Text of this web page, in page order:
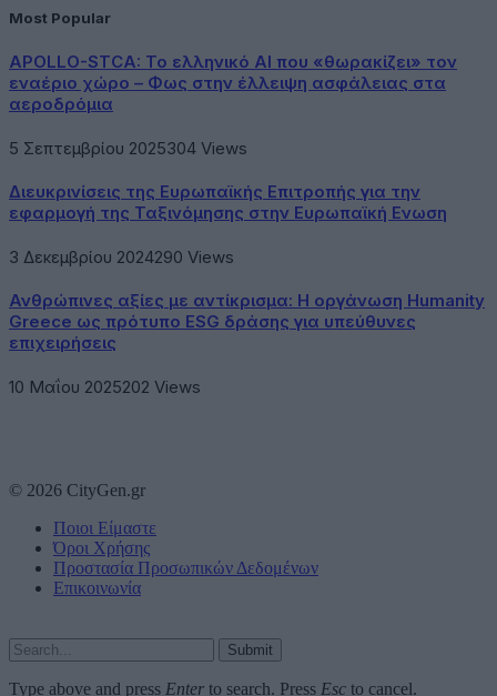
Most Popular
APOLLO-STCA: Το ελληνικό AI που «θωρακίζει» τον
εναέριο χώρο – Φως στην έλλειψη ασφάλειας στα
αεροδρόμια
5 Σεπτεμβρίου 2025304 Views
Διευκρινίσεις της Ευρωπαϊκής Επιτροπής για την
εφαρμογή της Ταξινόμησης στην Ευρωπαϊκή Ενωση
3 Δεκεμβρίου 2024290 Views
Ανθρώπινες αξίες με αντίκρισμα: Η οργάνωση Humanity
Greece ως πρότυπο ESG δράσης για υπεύθυνες
επιχειρήσεις
10 Μαΐου 2025202 Views
© 2026 CityGen.gr
Ποιοι Είμαστε
Όροι Χρήσης
Προστασία Προσωπικών Δεδομένων
Επικοινωνία
Submit
Type above and press Enter to search. Press Esc to cancel.